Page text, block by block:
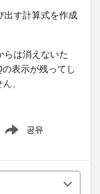
出す計算式を作成
らは消えないた
表示が残ってし
。
공유
Show menu